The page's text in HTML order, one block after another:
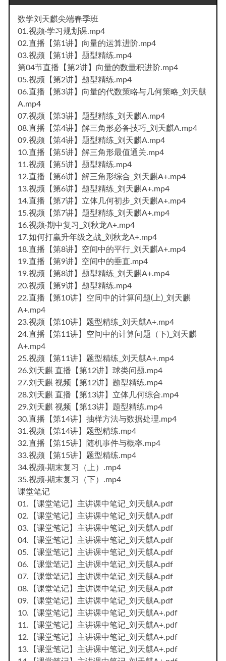
数学刘天麒尖端春季班
01.视频·学习规划课.mp4
02.直播【第1讲】向量的运算进阶.mp4
03.视频【第1讲】题型精练.mp4
第04节直播【第2讲】向量的数量积进阶.mp4
05.视频【第2讲】题型精练.mp4
06.直播【第3讲】向量的代数策略与几何策略_刘天麒
A.mp4
07.视频【第3讲】题型精练_刘天麒A.mp4
08.直播【第4讲】解三角形必备技巧_刘天麒A.mp4
09.视频【第4讲】题型精练_刘天麒A.mp4
10.直播【第5讲】解三角形最值通关.mp4
11.视频【第5讲】题型精练.mp4
12.直播【第6讲】解三角形综合_刘天麒A+.mp4
13.视频【第6讲】题型精练_刘天麒A+.mp4
14.直播【第7讲】立体几何初步_刘天麒A+.mp4
15.视频【第7讲】题型精练_刘天麒A+.mp4
16.视频·期中复习_刘秋龙A+.mp4
17.如何打赢升年级之战_刘秋龙A+.mp4
18.直播【第8讲】空间中的平行_刘天麒A+.mp4
19.直播【第9讲】空间中的垂直.mp4
19.视频【第8讲】题型精练_刘天麒A+.mp4
20.视频【第9讲】题型精练.mp4
22.直播【第10讲】空间中的计算问题(上)_刘天麒
A+.mp4
23.视频【第10讲】题型精练_刘天麒A+.mp4
24.直播【第11讲】空间中的计算问题（下)_刘天麒
A+.mp4
25.视频【第11讲】题型精练_刘天麒A+.mp4
26.刘天麒 直播【第12讲】球类问题.mp4
27.刘天麒 视频【第12讲】题型精练.mp4
28.刘天麒 直播【第13讲】立体几何综合.mp4
29.刘天麒 视频【第13讲】题型精练.mp4
30.直播【第14讲】抽样方法与数据处理.mp4
31.视频【第14讲】题型精练.mp4
32.直播【第15讲】随机事件与概率.mp4
33.视频【第15讲】题型精练.mp4
34.视频·期末复习（上）.mp4
35.视频·期末复习（下）.mp4
课堂笔记
01.【课堂笔记】主讲课中笔记_刘天麒A.pdf
02.【课堂笔记】主讲课中笔记_刘天麒A.pdf
03.【课堂笔记】主讲课中笔记_刘天麒A.pdf
04.【课堂笔记】主讲课中笔记_刘天麒A.pdf
05.【课堂笔记】主讲课中笔记_刘天麒A.pdf
06.【课堂笔记】主讲课中笔记_刘天麒A.pdf
07.【课堂笔记】主讲课中笔记_刘天麒A.pdf
08.【课堂笔记】主讲课中笔记_刘天麒A.pdf
09.【课堂笔记】主讲课中笔记_刘天麒A.pdf
10.【课堂笔记】主讲课中笔记_刘天麒A+.pdf
11.【课堂笔记】主讲课中笔记_刘天麒A+.pdf
12.【课堂笔记】主讲课中笔记_刘天麒A+.pdf
13.【课堂笔记】主讲课中笔记_刘天麒A+.pdf